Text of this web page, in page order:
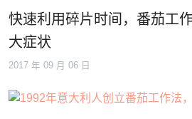
快速利用碎片时间，番茄工
大症状
2017 年 09 月 06 日